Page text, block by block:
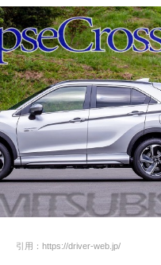
引用：https://driver-web.jp/